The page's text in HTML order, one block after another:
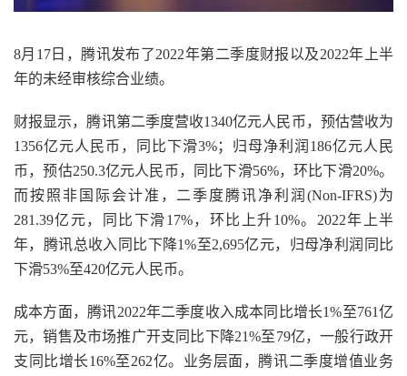
8月17日，腾讯发布了2022年第二季度财报以及2022年上半
年的未经审核综合业绩。
财报显示，腾讯第二季度营收1340亿元人民币，预估营收为
1356亿元人民币，同比下滑3%；归母净利润186亿元人民
币，预估250.3亿元人民币，同比下滑56%，环比下滑20%。
而按照非国际会计准，二季度腾讯净利润(Non-IFRS)为
281.39亿元，同比下滑17%，环比上升10%。2022年上半
年，腾讯总收入同比下降1%至2,695亿元，归母净利润同比
下滑53%至420亿元人民币。
成本方面，腾讯2022年二季度收入成本同比增长1%至761亿
元，销售及市场推广开支同比下降21%至79亿，一般行政开
支同比增长16%至262亿。业务层面，腾讯二季度增值业务